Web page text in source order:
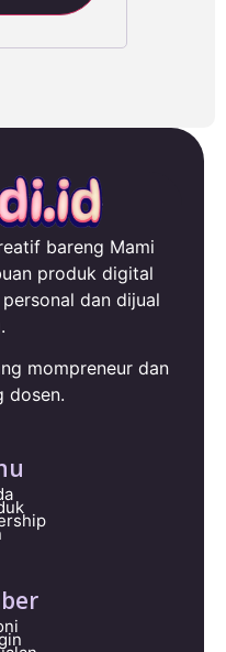
bareng Mami
produk digital
dan dijual
mompreneur dan
dosen.